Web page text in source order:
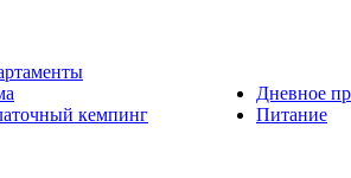
кемпинг
Дневное
Питание